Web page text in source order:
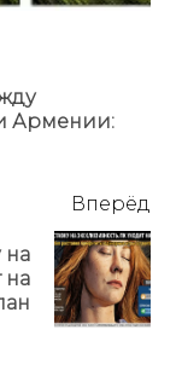
Армении:
Вперёд
на
на